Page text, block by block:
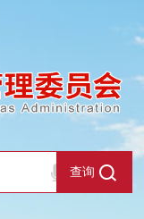
查询